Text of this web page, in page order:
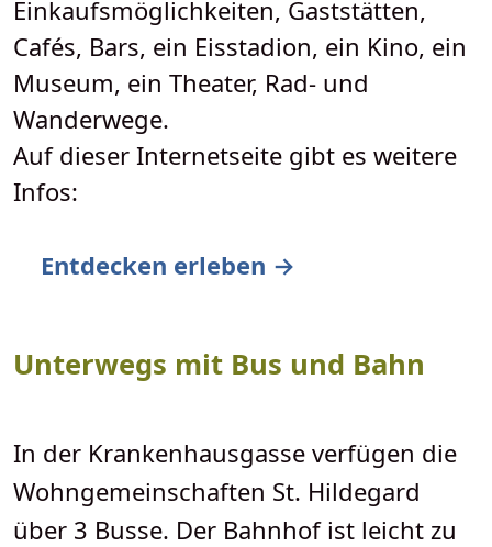
Einkaufsmöglichkeiten, Gaststätten,
Cafés, Bars, ein Eisstadion, ein Kino, ein
Museum, ein Theater, Rad- und
Wanderwege.
Auf dieser Internetseite gibt es weitere
Infos:
Entdecken erleben →
Unterwegs mit Bus und Bahn
In der Krankenhausgasse verfügen die
Wohngemeinschaften St. Hildegard
über 3 Busse. Der Bahnhof ist leicht zu